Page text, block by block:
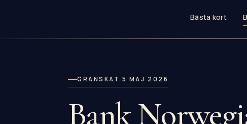
Bästa kort
GRANSKAT 5 MAJ 2026
Bank